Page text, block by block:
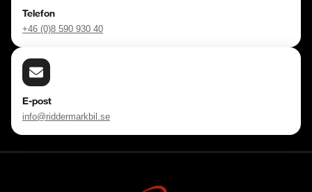
Telefon
+46 (0)8 590 930 40
E-post
info@riddermarkbil.se